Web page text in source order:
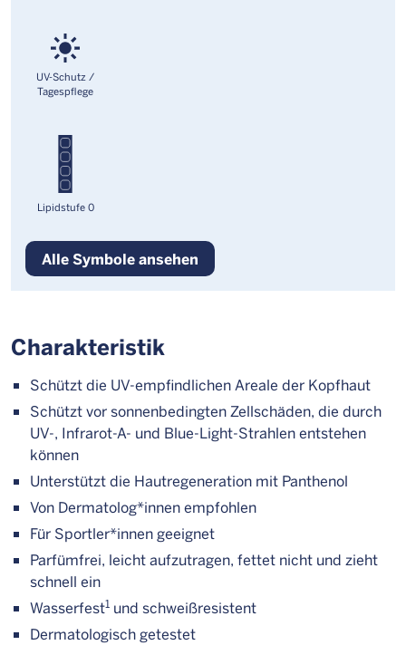
Charakteristik
Schützt die UV-empfindlichen Areale der Kopfhaut
Schützt vor sonnenbedingten Zellschäden, die durch
UV-, Infrarot-A- und Blue-Light-Strahlen entstehen
können
Unterstützt die Hautregeneration mit Panthenol
Von Dermatolog*innen empfohlen
Für Sportler*innen geeignet
Parfümfrei, leicht aufzutragen, fettet nicht und zieht
schnell ein
Wasserfest1 und schweißresistent
Dermatologisch getestet
UV-Schutz /
Tagespflege
Lipidstufe 0
Alle Symbole ansehen